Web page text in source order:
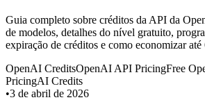
Guia completo sobre créditos da API da
de modelos, detalhes do nível gratuito,
expiração de créditos e como economizar
OpenAI CreditsOpenAI API PricingFree
PricingAI Credits
•3 de abril de 2026